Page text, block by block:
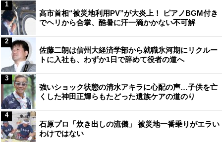
高市首相“被災地利用PV”が大炎上！ ピアノBGM付き
でヘリから合掌、酷暑に汗一滴かかない不可解
1
佐藤二朗は信州大経済学部から就職氷河期にリクルー
トに入社も、わずか1日で辞めて役者の道へ
2
強いショック状態の清水アキラに心配の声…子供を亡
くした神田正輝らもたどった遺族ケアの道のり
3
石原プロ「炊き出しの流儀」 被災地一番乗りがエラい
わけではない
4